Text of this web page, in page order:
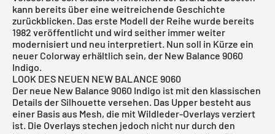
kann bereits über eine weitreichende Geschichte
zurückblicken. Das erste Modell der Reihe wurde bereits
1982 veröffentlicht und wird seither immer weiter
modernisiert und neu interpretiert. Nun soll in Kürze ein
neuer Colorway erhältlich sein, der New Balance 9060
Indigo.
LOOK DES NEUEN NEW BALANCE 9060
Der neue New Balance 9060 Indigo ist mit den klassischen
Details der Silhouette versehen. Das Upper besteht aus
einer Basis aus Mesh, die mit Wildleder-Overlays verziert
ist. Die Overlays stechen jedoch nicht nur durch den